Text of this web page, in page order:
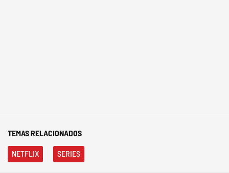
TEMAS RELACIONADOS
NETFLIX SERIES